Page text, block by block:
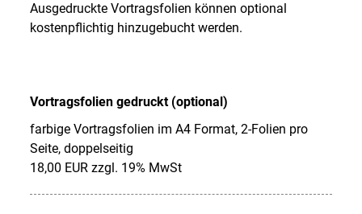
Ausgedruckte Vortragsfolien können optional
kostenpflichtig hinzugebucht werden.
Vortragsfolien gedruckt (optional)
farbige Vortragsfolien im A4 Format, 2-Folien pro
Seite, doppelseitig
18,00 EUR zzgl. 19% MwSt